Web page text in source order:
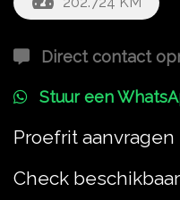
Direct contact
Stuur een
Proefrit aanvragen
Check